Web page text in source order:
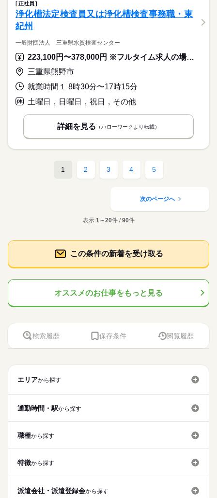
正社員
浄化槽法定検査員又は浄化槽検査事務職・東
紀州
一般財団法人 三重県水質検査センター
223,100円〜378,000円 ※フルタイム求人の場合は月額（換算額）、パート求人の場合は時間額を表示しています。
三重県熊野市
就業時間１ 8時30分〜17時15分
土曜日，日曜日，祝日，その他
詳細を見る （ハローワークより転載）
1 2 3 4 5
次のページへ
表示 1～20件 /90件
この条件の新着を受け取る
オススメのお仕事をもっと見る
検索履歴 保存条件 閲覧履歴
エリアから探す
通勤時間・駅から探す
職種から探す
特徴から探す
派遣会社・派遣登録会から探す